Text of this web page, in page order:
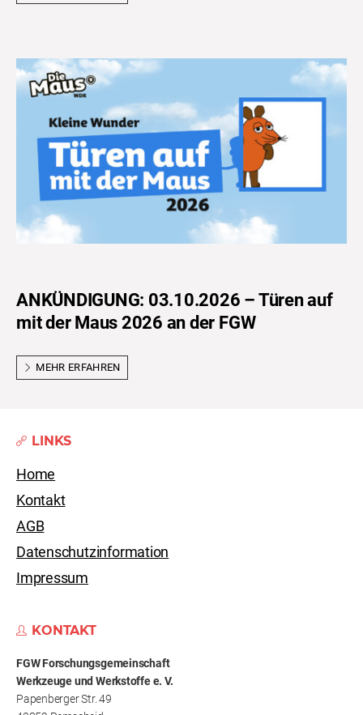
ANKÜNDIGUNG: 03.10.2026 – Türen auf
mit der Maus 2026 an der FGW
MEHR ERFAHREN
LINKS
Home
Kontakt
AGB
Datenschutzinformation
Impressum
KONTAKT
FGW Forschungs­gemeinschaft
Werkzeuge und Werkstoffe e. V.
Papenberger Str. 49